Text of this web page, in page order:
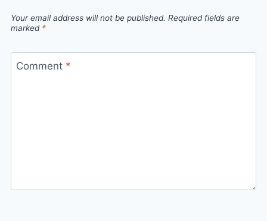
Your email address will not be published. Required fields are
marked *
Comment *